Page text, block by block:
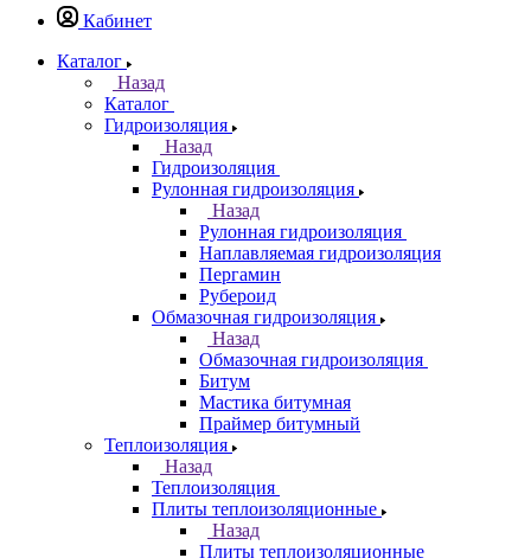
Кабинет
Каталог
Назад
Каталог
Гидроизоляция
Назад
Гидроизоляция
Рулонная гидроизоляция
Назад
Рулонная гидроизоляция
Наплавляемая гидроизоляция
Пергамин
Рубероид
Обмазочная гидроизоляция
Назад
Обмазочная гидроизоляция
Битум
Мастика битумная
Праймер битумный
Теплоизоляция
Назад
Теплоизоляция
Плиты теплоизоляционные
Назад
Плиты теплоизоляционные